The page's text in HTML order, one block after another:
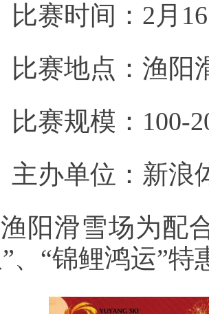
比赛时间：2月
比赛地点：渔阳
比赛规模：100-
主办单位：新浪
阳滑雪场为配
、“锦鲤鸿运”特